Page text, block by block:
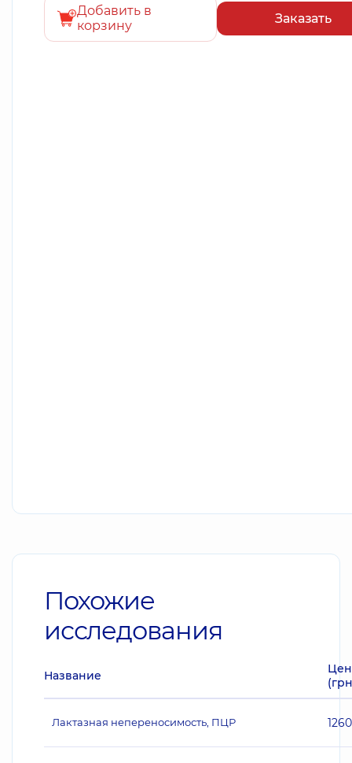
Добавить в
корзину
Заказать
Похожие
исследования
Название
Лактазная непереносимость, ПЦР 1260